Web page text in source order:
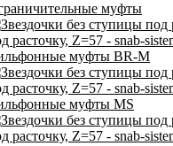
муфты
муфты BR-M
муфты MS